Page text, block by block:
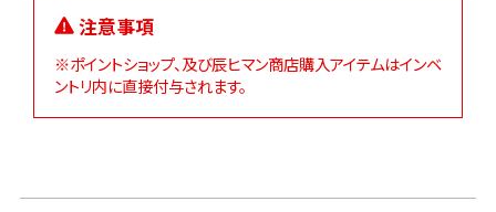
注意事項
※ポイントショップ、及び辰ヒマン商店購入アイテムはインベ
ントリ内に直接付与されます。